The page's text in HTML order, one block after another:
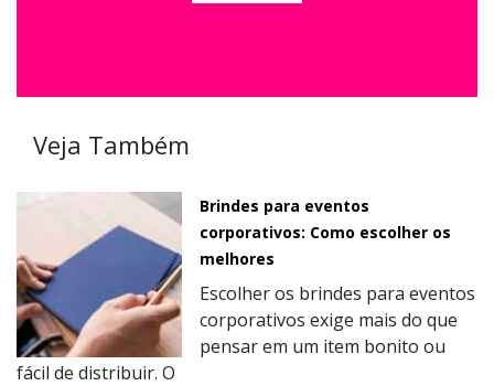
Veja Também
Brindes para eventos
corporativos: Como escolher os
melhores
Escolher os brindes para eventos
corporativos exige mais do que
pensar em um item bonito ou
fácil de distribuir. O